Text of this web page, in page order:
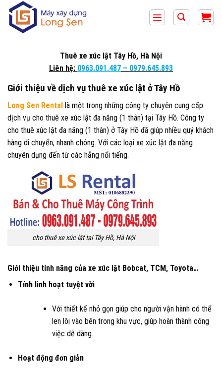
qua
Thuê xe xúc lật Tây Hồ, Hà Nội
Liên hệ: 0963.091.487 – 0979.645.893
Giới thiệu về dịch vụ thuê xe xúc lật ở Tây Hồ
Long Sen Rental là một trong những công ty chuyên cung cấp
dịch vụ cho thuê xe xúc lật đa năng (1 thân) tại Tây Hồ. Công ty
cho thuê xúc lật đa năng (1 thân) ở Tây Hồ đã giúp nhiều quý khách
hàng di chuyển, nhanh chóng. Với các loại xe xúc lật đa năng
chuyên dụng đến từ các hẵng nổi tiếng.
cho thuê xe xúc lật tại Tây Hồ, Hà Nội
Giới thiệu tính năng của xe xúc lật Bobcat, TCM, Toyota…
Tính linh hoạt tuyệt vời
Với thiết kế nhỏ gọn giúp cho người vận hành có thể
len lõi vào bên trong khu vực, giúp hoàn thành công
việc dễ dàng.
Hoạt động đơn giản